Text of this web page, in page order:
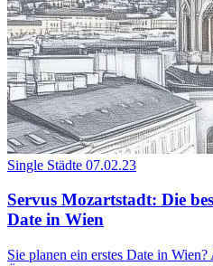
Single Städte 07.02.23
Servus Mozartstadt: Die
Date in Wien
Sie planen ein erstes Date in